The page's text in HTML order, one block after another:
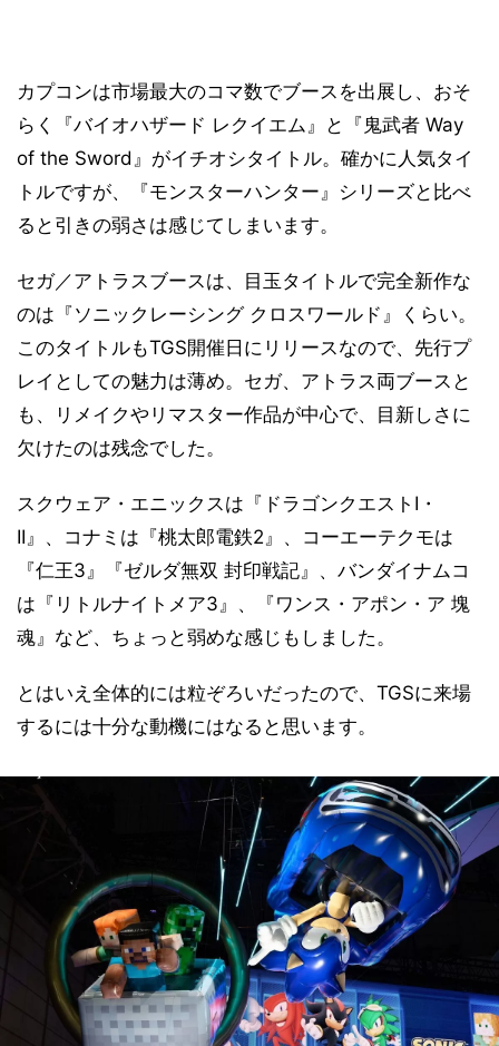
カプコンは市場最大のコマ数でブースを出展し、おそ
らく『バイオハザード レクイエム』と『鬼武者 Way
of the Sword』がイチオシタイトル。確かに人気タイ
トルですが、『モンスターハンター』シリーズと比べ
ると引きの弱さは感じてしまいます。
セガ／アトラスブースは、目玉タイトルで完全新作な
のは『ソニックレーシング クロスワールド』くらい。
このタイトルもTGS開催日にリリースなので、先行プ
レイとしての魅力は薄め。セガ、アトラス両ブースと
も、リメイクやリマスター作品が中心で、目新しさに
欠けたのは残念でした。
スクウェア・エニックスは『ドラゴンクエストI・
II』、コナミは『桃太郎電鉄2』、コーエーテクモは
『仁王3』『ゼルダ無双 封印戦記』、バンダイナムコ
は『リトルナイトメア3』、『ワンス・アポン・ア 塊
魂』など、ちょっと弱めな感じもしました。
とはいえ全体的には粒ぞろいだったので、TGSに来場
するには十分な動機にはなると思います。